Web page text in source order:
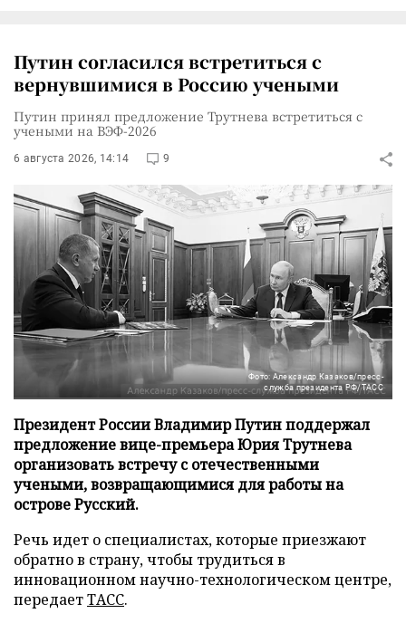
Путин согласился встретиться с
вернувшимися в Россию учеными
Путин принял предложение Трутнева встретиться с
учеными на ВЭФ-2026
6 августа 2026, 14:14 9
Фото: Александр Казаков/пресс-
служба президента РФ/ТАСС
Президент России Владимир Путин поддержал
предложение вице-премьера Юрия Трутнева
организовать встречу с отечественными
учеными, возвращающимися для работы на
острове Русский.
Речь идет о специалистах, которые приезжают
обратно в страну, чтобы трудиться в
инновационном научно-технологическом центре,
передаетТАСС.